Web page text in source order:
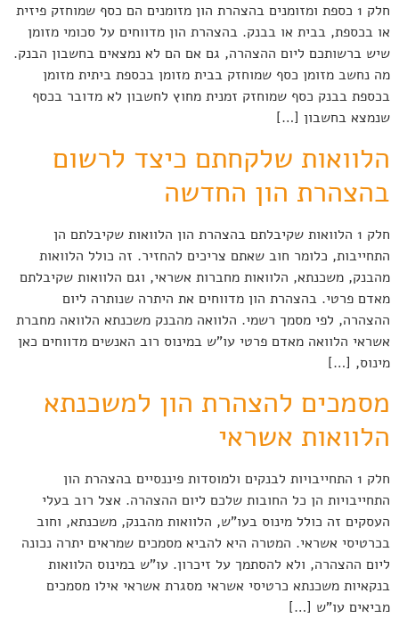
חלק 1 כספת ומזומנים בהצהרת הון מזומנים הם כסף שמוחזק פיזית
או בכספת, בבית או בבנק. בהצהרת הון מדווחים על סכומי מזומן
שיש ברשותכם ליום ההצהרה, גם אם הם לא נמצאים בחשבון הבנק.
מה נחשב מזומן כסף שמוחזק בבית מזומן בכספת ביתית מזומן
בכספת בבנק כסף שמוחזק זמנית מחוץ לחשבון לא מדובר בכסף
שנמצא בחשבון […]
הלוואות שלקחתם כיצד לרשום
בהצהרת הון החדשה
חלק 1 הלוואות שקיבלתם בהצהרת הון הלוואות שקיבלתם הן
התחייבות, כלומר חוב שאתם צריכים להחזיר. זה כולל הלוואות
מהבנק, משכנתא, הלוואות מחברות אשראי, וגם הלוואות שקיבלתם
מאדם פרטי. בהצהרת הון מדווחים את היתרה שנותרה ליום
ההצהרה, לפי מסמך רשמי. הלוואה מהבנק משכנתא הלוואה מחברת
אשראי הלוואה מאדם פרטי עו"ש במינוס רוב האנשים מדווחים כאן
מינוס, […]
מסמכים להצהרת הון למשכנתא
הלוואות אשראי
חלק 1 התחייבויות לבנקים ולמוסדות פיננסיים בהצהרת הון
התחייבויות הן כל החובות שלכם ליום ההצהרה. אצל רוב בעלי
העסקים זה כולל מינוס בעו"ש, הלוואות מהבנק, משכנתא, וחוב
בכרטיסי אשראי. המטרה היא להביא מסמכים שמראים יתרה נכונה
ליום ההצהרה, ולא להסתמך על זיכרון. עו"ש במינוס הלוואות
בנקאיות משכנתא כרטיסי אשראי מסגרת אשראי אילו מסמכים
מביאים עו"ש […]